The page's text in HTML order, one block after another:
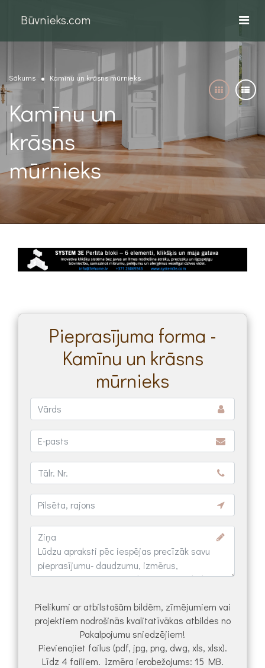
Būvnieks.com
Sākums Kamīnu un krāsns mūrnieks
Kamīnu un
krāsns
mūrnieks
Pieprasījuma forma -
Kamīnu un krāsns
mūrnieks
Pielikumi ar atbilstošām bildēm, zīmējumiem vai
projektiem nodrošinās kvalitatīvākas atbildes no
Pakalpojumu sniedzējiem!
Pievienojiet failus (pdf, jpg, png, dwg, xls, xlsx).
Līdz 4 failiem. Izmēra ierobežojums: 15 MB.